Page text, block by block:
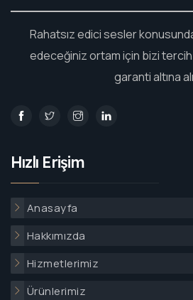
Rahatsız edici sesler
edeceğiniz ortam için bizi
garanti altına
Hızlı Erişim
Anasayfa
Hakkımızda
Hizmetlerimiz
Ürünlerimiz